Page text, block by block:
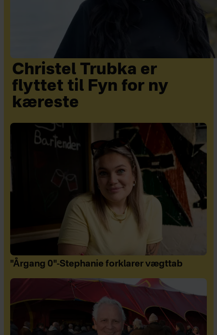
Christel Trubka er
flyttet til Fyn for ny
kæreste
"Årgang 0"-Stephanie forklarer vægttab